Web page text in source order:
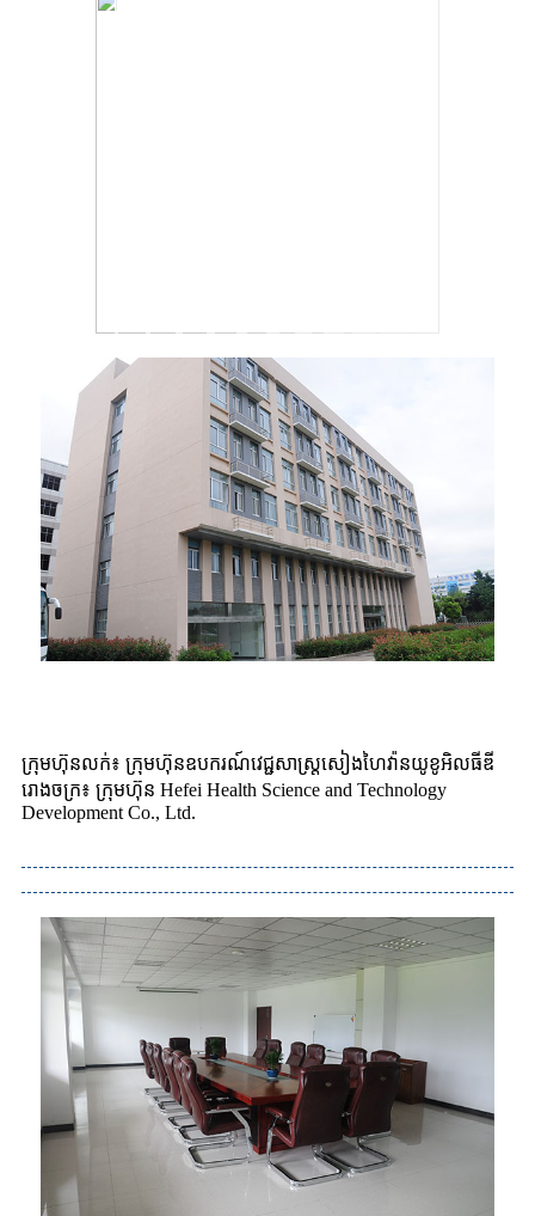
ក្រុមហ៊ុនលក់៖ ក្រុមហ៊ុនឧបករណ៍វេជ្ជសាស្ត្រសៀងហៃវ៉ានយូខូអិលធីឌី
រោងចក្រ៖ ក្រុមហ៊ុន Hefei Health Science and Technology
Development Co., Ltd.